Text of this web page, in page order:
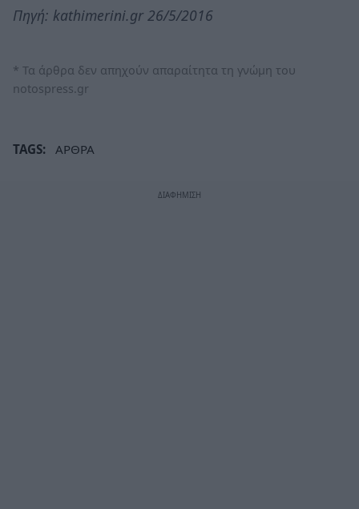
Πηγή: kathimerini.gr 26/5/2016
* Τα άρθρα δεν απηχούν απαραίτητα τη γνώμη του
notospress.gr
TAGS: ΑΡΘΡΑ